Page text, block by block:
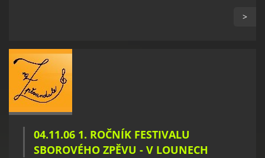
>
04.11.06 1. ROČNÍK FESTIVALU
SBOROVÉHO ZPĚVU - V LOUNECH